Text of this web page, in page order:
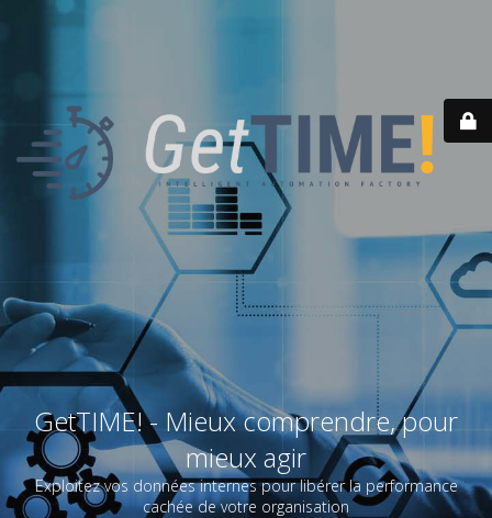
GetTIME! - Mieux comprendre, pour
mieux agir
Exploitez vos données internes pour libérer la performance
cachée de votre organisation